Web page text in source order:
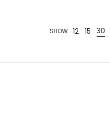
SHOW 12 15 30